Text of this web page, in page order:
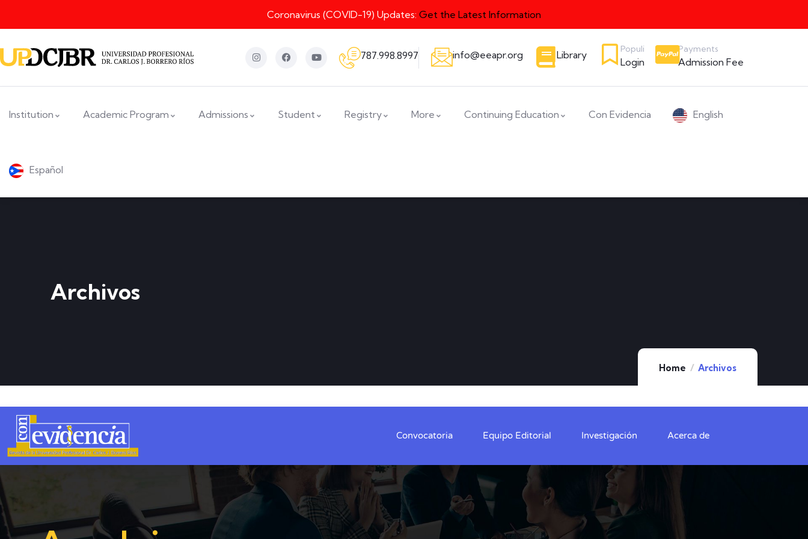
Coronavirus (COVID-19) Updates: Get the Latest Information
787.998.8997 info@eeapr.org Library Populi
Login
Payments
Admission Fee
Institution Academic Program Admissions Student Registry More Continuing Education Con Evidencia English
Español
Archivos
Home Archivos
Convocatoria Equipo Editorial Investigación Acerca de